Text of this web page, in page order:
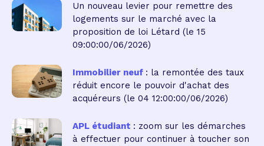
Un nouveau levier pour remettre des
logements sur le marché avec la
proposition de loi Létard (le 15
09:00:00/06/2026)
Immobilier neuf : la remontée des taux
réduit encore le pouvoir d'achat des
acquéreurs (le 04 12:00:00/06/2026)
APL étudiant : zoom sur les démarches
à effectuer pour continuer à toucher son